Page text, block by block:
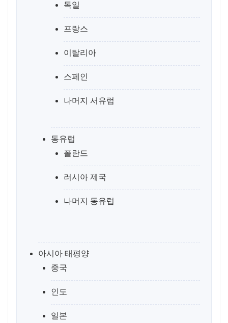
독일
프랑스
이탈리아
스페인
나머지 서유럽
동유럽
폴란드
러시아 제국
나머지 동유럽
아시아 태평양
중국
인도
일본